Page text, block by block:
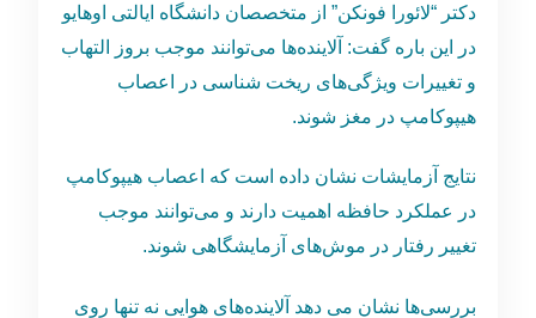
دکتر “لائورا فونکن” از متخصصان دانشگاه ایالتی اوهایو
در این باره گفت: آلاینده‌ها می‌توانند موجب بروز التهاب
و تغییرات ویژگی‌های ریخت شناسی در اعصاب
هیپوکامپ در مغز شوند.
نتایج آزمایشات نشان داده است که اعصاب هیپوکامپ
در عملکرد حافظه اهمیت دارند و می‌توانند موجب
تغییر رفتار در موش‌های آزمایشگاهی شوند.
بررسی‌ها نشان می دهد آلاینده‌های هوایی نه تنها روی